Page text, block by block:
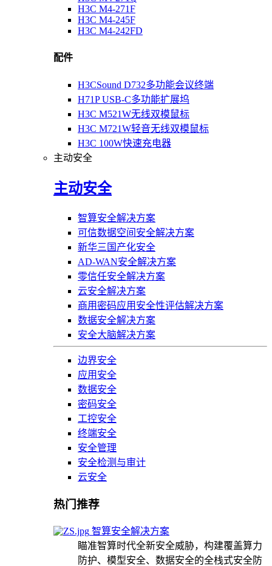
H3C M4-271F
H3C M4-245F
H3C M4-242FD
配件
H3CSound D732多功能会议终端
H71P USB-C多功能扩展坞
H3C M521W无线双模鼠标
H3C M721W轻音无线双模鼠标
H3C 100W快速充电器
主动安全
主动安全
智算安全解决方案
可信数据空间安全解决方案
新华三国产化安全
AD-WAN安全解决方案
零信任安全解决方案
云安全解决方案
商用密码应用安全性评估解决方案
数据安全解决方案
安全大脑解决方案
边界安全
应用安全
数据安全
密码安全
工控安全
终端安全
安全管理
安全检测与审计
云安全
热门推荐
智算安全解决方案
瞄准智算时代全新安全威胁，构建覆盖算力
防护、模型安全、数据安全的全栈式安全防